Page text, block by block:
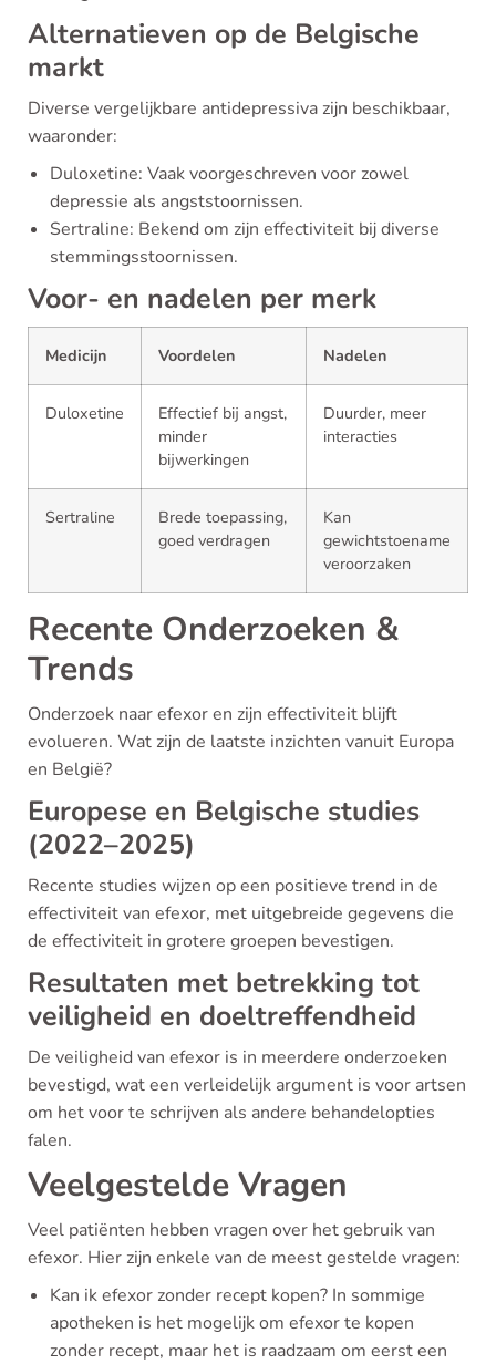
Alternatieven op de Belgische
markt
Diverse vergelijkbare antidepressiva zijn beschikbaar,
waaronder:
Duloxetine: Vaak voorgeschreven voor zowel
depressie als angststoornissen.
Sertraline: Bekend om zijn effectiviteit bij diverse
stemmingsstoornissen.
Voor- en nadelen per merk
Medicijn Voordelen Nadelen
Duloxetine
Effectief bij angst,
minder
bijwerkingen
Duurder, meer
interacties
Sertraline
Brede toepassing,
goed verdragen
Kan
gewichtstoename
veroorzaken
Recente Onderzoeken &
Trends
Onderzoek naar efexor en zijn effectiviteit blijft
evolueren. Wat zijn de laatste inzichten vanuit Europa
en België?
Europese en Belgische studies
(2022–2025)
Recente studies wijzen op een positieve trend in de
effectiviteit van efexor, met uitgebreide gegevens die
de effectiviteit in grotere groepen bevestigen.
Resultaten met betrekking tot
veiligheid en doeltreffendheid
De veiligheid van efexor is in meerdere onderzoeken
bevestigd, wat een verleidelijk argument is voor artsen
om het voor te schrijven als andere behandelopties
falen.
Veelgestelde Vragen
Veel patiënten hebben vragen over het gebruik van
efexor. Hier zijn enkele van de meest gestelde vragen:
Kan ik efexor zonder recept kopen? In sommige
apotheken is het mogelijk om efexor te kopen
zonder recept, maar het is raadzaam om eerst een